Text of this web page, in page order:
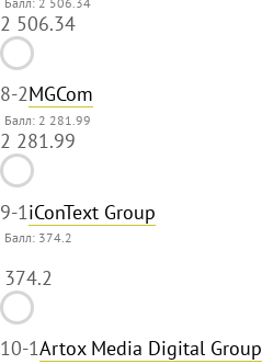
2 506.34
8-2MGCom
Балл: 2 281.99
2 281.99
9-1 iConText Group
Балл: 374.2
374.2
10-1Artox Media Digital Group